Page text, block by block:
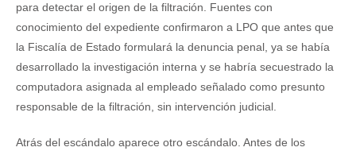
para detectar el origen de la filtración. Fuentes con
conocimiento del expediente confirmaron a LPO que antes que
la Fiscalía de Estado formulará la denuncia penal, ya se había
desarrollado la investigación interna y se habría secuestrado la
computadora asignada al empleado señalado como presunto
responsable de la filtración, sin intervención judicial.
Atrás del escándalo aparece otro escándalo. Antes de los